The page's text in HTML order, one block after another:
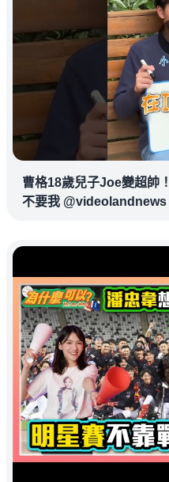
曹格18歲兒子Joe變超帥
不要我 @videolandnews